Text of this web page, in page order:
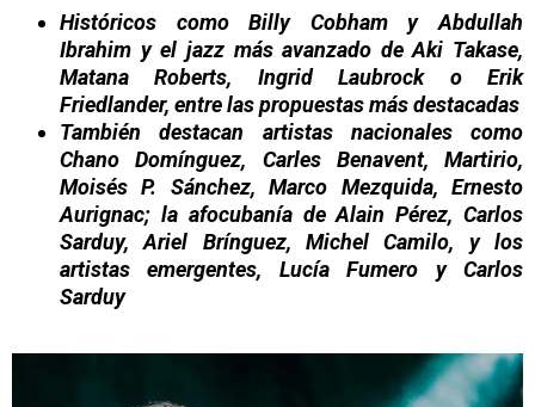
Históricos como Billy Cobham y Abdullah
Ibrahim y el jazz más avanzado de Aki Takase,
Matana Roberts, Ingrid Laubrock o Erik
Friedlander, entre las propuestas más destacadas
También destacan artistas nacionales como
Chano Domínguez, Carles Benavent, Martirio,
Moisés P. Sánchez, Marco Mezquida, Ernesto
Aurignac; la afocubanía de Alain Pérez, Carlos
Sarduy, Ariel Brínguez, Michel Camilo, y los
artistas emergentes, Lucía Fumero y Carlos
Sarduy